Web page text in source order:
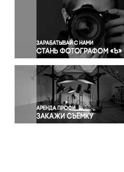
Окружающая среда
Политика
Правосудие
Происшествия и конфликты
Религия
Светская жизнь
Спорт
Экология
Экономика и бизнес